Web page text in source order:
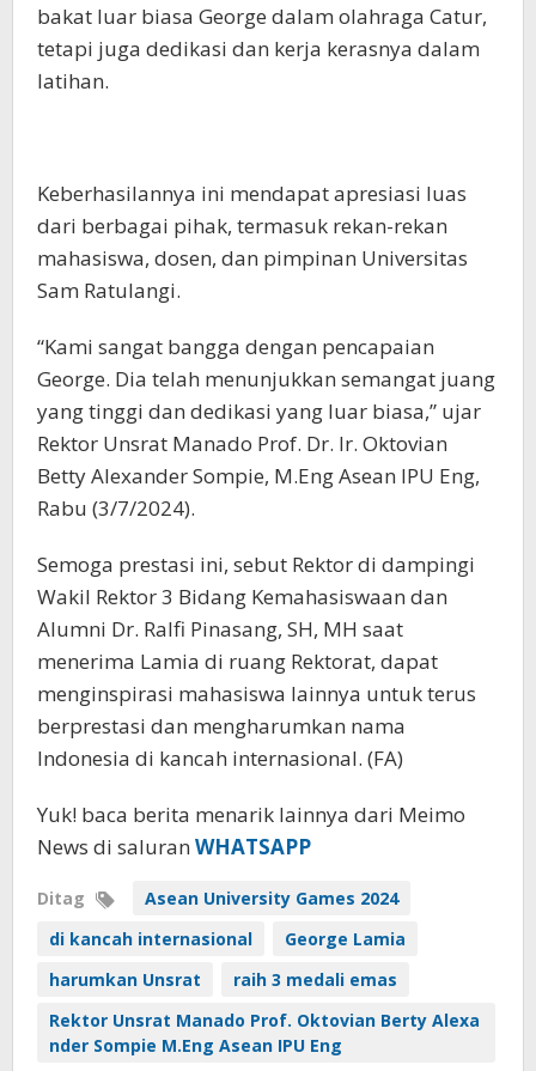
bakat luar biasa George dalam olahraga Catur,
tetapi juga dedikasi dan kerja kerasnya dalam
latihan.
Keberhasilannya ini mendapat apresiasi luas
dari berbagai pihak, termasuk rekan-rekan
mahasiswa, dosen, dan pimpinan Universitas
Sam Ratulangi.
“Kami sangat bangga dengan pencapaian
George. Dia telah menunjukkan semangat juang
yang tinggi dan dedikasi yang luar biasa,” ujar
Rektor Unsrat Manado Prof. Dr. Ir. Oktovian
Betty Alexander Sompie, M.Eng Asean IPU Eng,
Rabu (3/7/2024).
Semoga prestasi ini, sebut Rektor di dampingi
Wakil Rektor 3 Bidang Kemahasiswaan dan
Alumni Dr. Ralfi Pinasang, SH, MH saat
menerima Lamia di ruang Rektorat, dapat
menginspirasi mahasiswa lainnya untuk terus
berprestasi dan mengharumkan nama
Indonesia di kancah internasional. (FA)
Yuk! baca berita menarik lainnya dari Meimo
News di saluran WHATSAPP
Ditag
Asean University Games 2024
di kancah internasional
George Lamia
harumkan Unsrat
raih 3 medali emas
Rektor Unsrat Manado Prof. Oktovian Berty Alexa
nder Sompie M.Eng Asean IPU Eng